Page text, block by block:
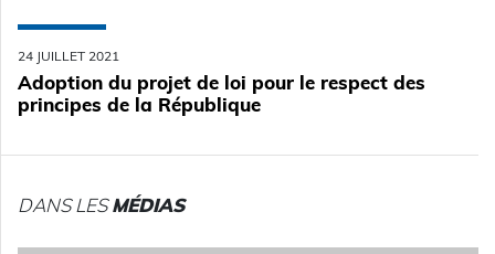
24 JUILLET 2021
Adoption du projet de loi pour le respect des
principes de la République
DANS LESMÉDIAS